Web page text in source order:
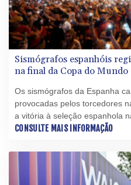
Sismógrafos espanhóis
na final da Copa do Mundo
Os sismógrafos da Espanha
provocadas pelos torcedores
a vitória à seleção espanhola
2026 contra a Argentina,
CONSULTE MAIS INFORMAÇÃO